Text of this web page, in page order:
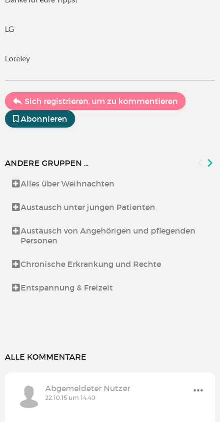
LG
Loreley
Sich registrieren, um zu kommentieren
Abonnieren
ANDERE GRUPPEN ...
Alles über Weihnachten
Austausch unter jungen Patienten
Austausch von Angehörigen und pflegenden
Personen
Chronische Erkrankung und Rechte
Entspannung & Freizeit
ALLE KOMMENTARE
Abgemeldeter Nutzer
22.10.15 um 14:40